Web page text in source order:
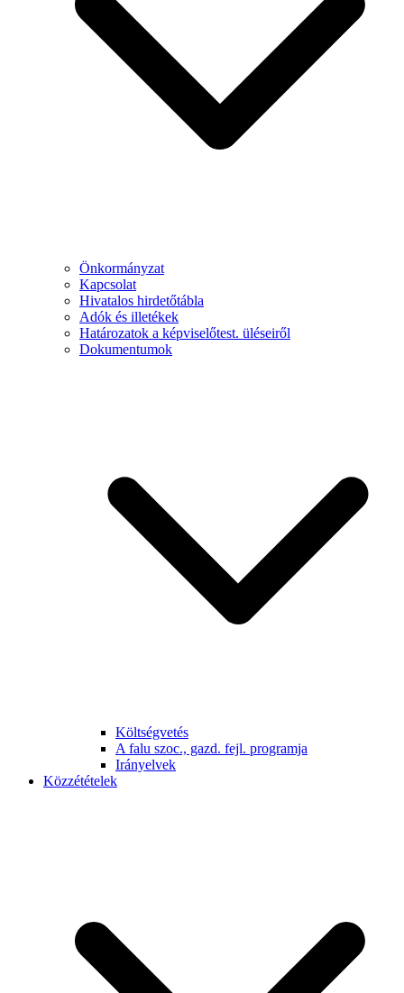
Önkormányzat
Kapcsolat
Hivatalos hirdetőtábla
Adók és illetékek
Határozatok a képviselőtest. üléseiről
Dokumentumok
Költségvetés
A falu szoc., gazd. fejl. programja
Irányelvek
Közzétételek